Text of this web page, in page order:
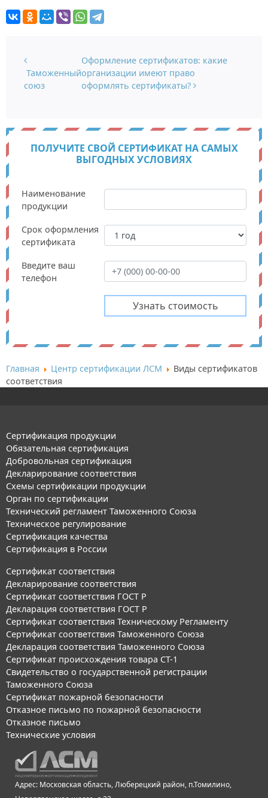
Навигация по записям
Таможенный
союз
Оформление сертификатов: какие
организации имеют право
оформлять сертификаты?
ПОЛУЧИТЕ СВОЙ СЕРТИФИКАТ НА САМЫХ
ВЫГОДНЫХ УСЛОВИЯХ
Наименование
продукции
Срок оформления
сертификата
Введите ваш
телефон
Главная Центр сертификации ЛСМ
Виды сертификатов
соответствия
Сертификация продукции
Обязательная сертификация
Добровольная сертификация
Декларирование соответствия
Схемы сертификации продукции
Орган по сертификации
Технический регламент Таможенного Союза
Техническое регулирование
Сертификация качества
Сертификация в России
Сертификат соответствия
Декларирование соответствия
Сертификат соответствия ГОСТ Р
Декларация соответствия ГОСТ Р
Сертификат соответствия Техническому Регламенту
Сертификат соответствия Таможенного Союза
Декларация соответствия Таможенного Союза
Сертификат происхождения товара СТ-1
Свидетельство о государственной регистрации
Таможенного Союза
Сертификат пожарной безопасности
Отказное письмо по пожарной безопасности
Отказное письмо
Технические условия
Адрес: Московская область, Люберецкий район, п.Томилино,